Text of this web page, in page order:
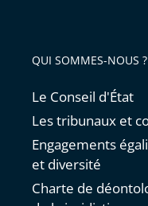
QUI SOMMES-NOUS ?
Le Conseil d'État
Les tribunaux et
Engagements
et diversité
Charte de